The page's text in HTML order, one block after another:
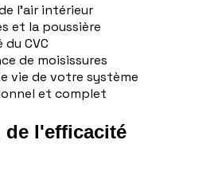
l'air intérieur
et la poussière
CVC
de moisissures
vie de votre système
et complet
l'efficacité